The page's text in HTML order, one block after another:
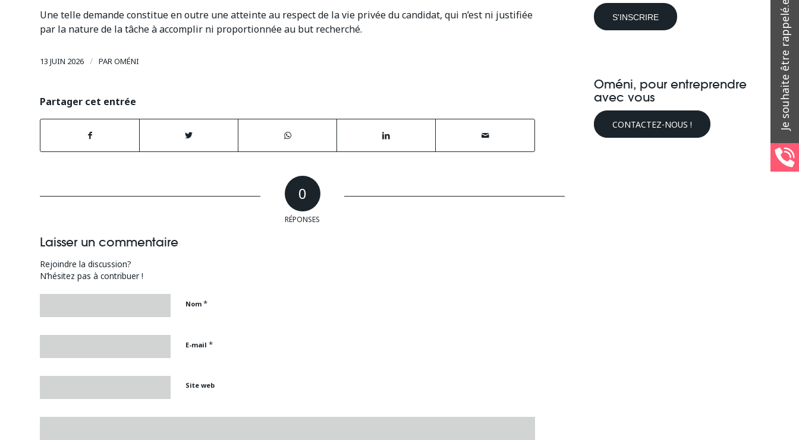
Une telle demande constitue en outre une atteinte au respect de la vie privée du candidat, qui n’est ni justifiée
par la nature de la tâche à accomplir ni proportionnée au but recherché.
13 JUIN 2026 / PAROMÉNI
Partager cet entrée
0
RÉPONSES
Laisser un commentaire
Rejoindre la discussion?
N’hésitez pas à contribuer !
Nom *
E-mail *
Site web
Oméni, pour entreprendre
avec vous
CONTACTEZ-NOUS !